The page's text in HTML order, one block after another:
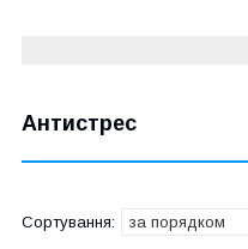
Антистрес